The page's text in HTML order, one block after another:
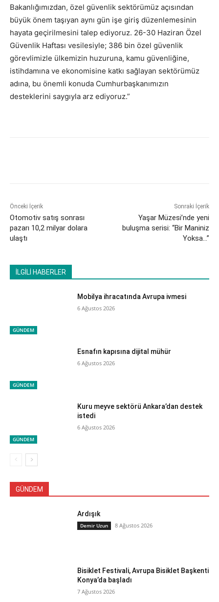
Bakanlığımızdan, özel güvenlik sektörümüz açısından
büyük önem taşıyan aynı gün işe giriş düzenlemesinin
hayata geçirilmesini talep ediyoruz. 26-30 Haziran Özel
Güvenlik Haftası vesilesiyle; 386 bin özel güvenlik
görevlimizle ülkemizin huzuruna, kamu güvenliğine,
istihdamına ve ekonomisine katkı sağlayan sektörümüz
adına, bu önemli konuda Cumhurbaşkanımızın
desteklerini saygıyla arz ediyoruz.”
Önceki İçerik
Otomotiv satış sonrası
pazarı 10,2 milyar dolara
ulaştı
Sonraki İçerik
Yaşar Müzesi’nde yeni
buluşma serisi: “Bir Maniniz
Yoksa…”
İLGİLİ HABERLER
GÜNDEM
Mobilya ihracatında Avrupa ivmesi
6 Ağustos 2026
GÜNDEM
Esnafın kapısına dijital mühür
6 Ağustos 2026
GÜNDEM
Kuru meyve sektörü Ankara’dan destek
istedi
6 Ağustos 2026
GÜNDEM
Ardışık
Demir Uzun 8 Ağustos 2026
Bisiklet Festivali, Avrupa Bisiklet Başkenti
Konya’da başladı
7 Ağustos 2026